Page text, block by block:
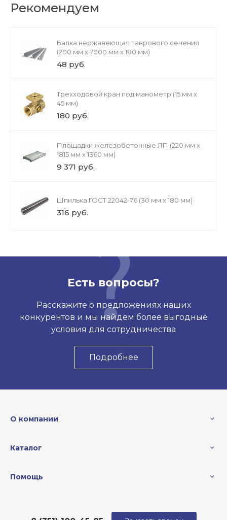
Рекомендуем
Балка нержавеющая таврового сечения
(200 мм х 7000 мм х 180 мм)
48 руб.
Трехходовой кран под манометр (15 мм х
45 мм)
180 руб.
Площадки железобетонные ЛП (220 мм х
1815 мм х 1360 мм)
9 371 руб.
Шпилька ГОСТ 22042-76 (30 мм х 180 мм)
316 руб.
Есть вопросы?
Расскажите о предложениях наших
конкурентов и мы найдем более выгодные
условия для сотрудничества
Подробнее
О компании
Каталог
Помощь